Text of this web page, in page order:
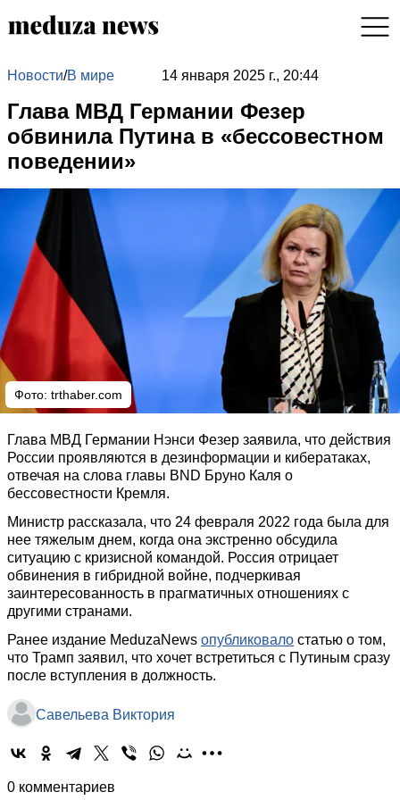
Новости/В мире 14 января 2025 г., 20:44
Глава МВД Германии Фезер
обвинила Путина в «бессовестном
поведении»
Фото: trthaber.com
Глава МВД Германии Нэнси Фезер заявила, что действия
России проявляются в дезинформации и кибератаках,
отвечая на слова главы BND Бруно Каля о
бессовестности Кремля.
Министр рассказала, что 24 февраля 2022 года была для
нее тяжелым днем, когда она экстренно обсудила
ситуацию с кризисной командой. Россия отрицает
обвинения в гибридной войне, подчеркивая
заинтересованность в прагматичных отношениях с
другими странами.
Ранее издание MeduzaNews опубликовало статью о том,
что Трамп заявил, что хочет встретиться с Путиным сразу
после вступления в должность.
Савельева Виктория
0 комментариев